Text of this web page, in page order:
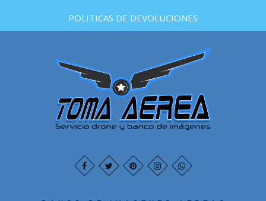
POLITICAS DE DEVOLUCIONES